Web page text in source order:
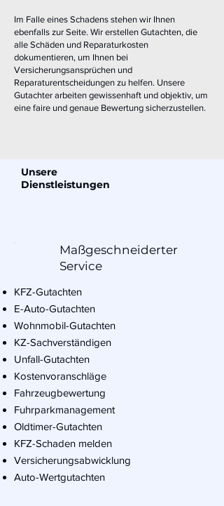
Im Falle eines Schadens stehen wir Ihnen
ebenfalls zur Seite. Wir erstellen Gutachten, die
alle Schäden und Reparaturkosten
dokumentieren, um Ihnen bei
Versicherungsansprüchen und
Reparaturentscheidungen zu helfen. Unsere
Gutachter arbeiten gewissenhaft und objektiv, um
eine faire und genaue Bewertung sicherzustellen.
Unsere
Dienstleistungen
Maßgeschneiderter
Service
KFZ-Gutachten
E-Auto-Gutachten
Wohnmobil-Gutachten
KZ-Sachverständigen
Unfall-Gutachten
Kostenvoranschläge
Fahrzeugbewertung
Fuhrparkmanagement
Oldtimer-Gutachten
KFZ-Schaden melden
Versicherungsabwicklung
Auto-Wertgutachten